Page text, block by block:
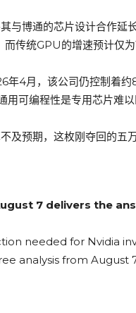
博通的芯片设计合作延
传统GPU的增速预计仅为
4月，该公司仍控制着
可编程性是专用芯片难以
预期，这枚刚夺回的五
7 delivers the
needed for Nvidia
analysis from August